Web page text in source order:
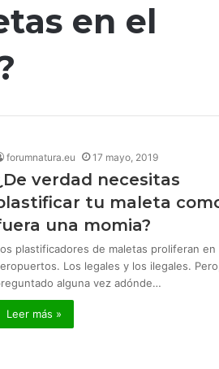
en el
forumnatura.eu 17 mayo, 2019
verdad necesitas
tu maleta
una momia?
plastificadores de maletas proliferan en
Los legales y los ilegales.
alguna vez adónde…
Leer más »